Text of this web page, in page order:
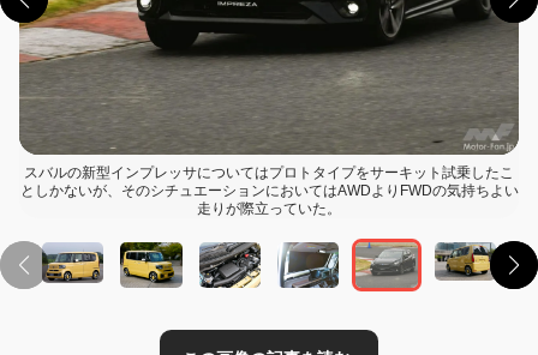
スバルの新型インプレッサについてはプロトタイプをサーキット試乗したこ
としかないが、そのシチュエーションにおいてはAWDよりFWDの気持ちよい
走りが際立っていた。
この画像の記事を読む